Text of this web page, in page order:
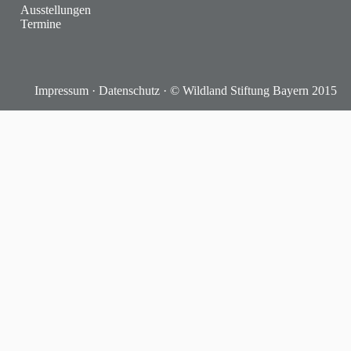
Ausstellungen
Termine
Impressum ·Datenschutz · © Wildland Stiftung Bayern 2015